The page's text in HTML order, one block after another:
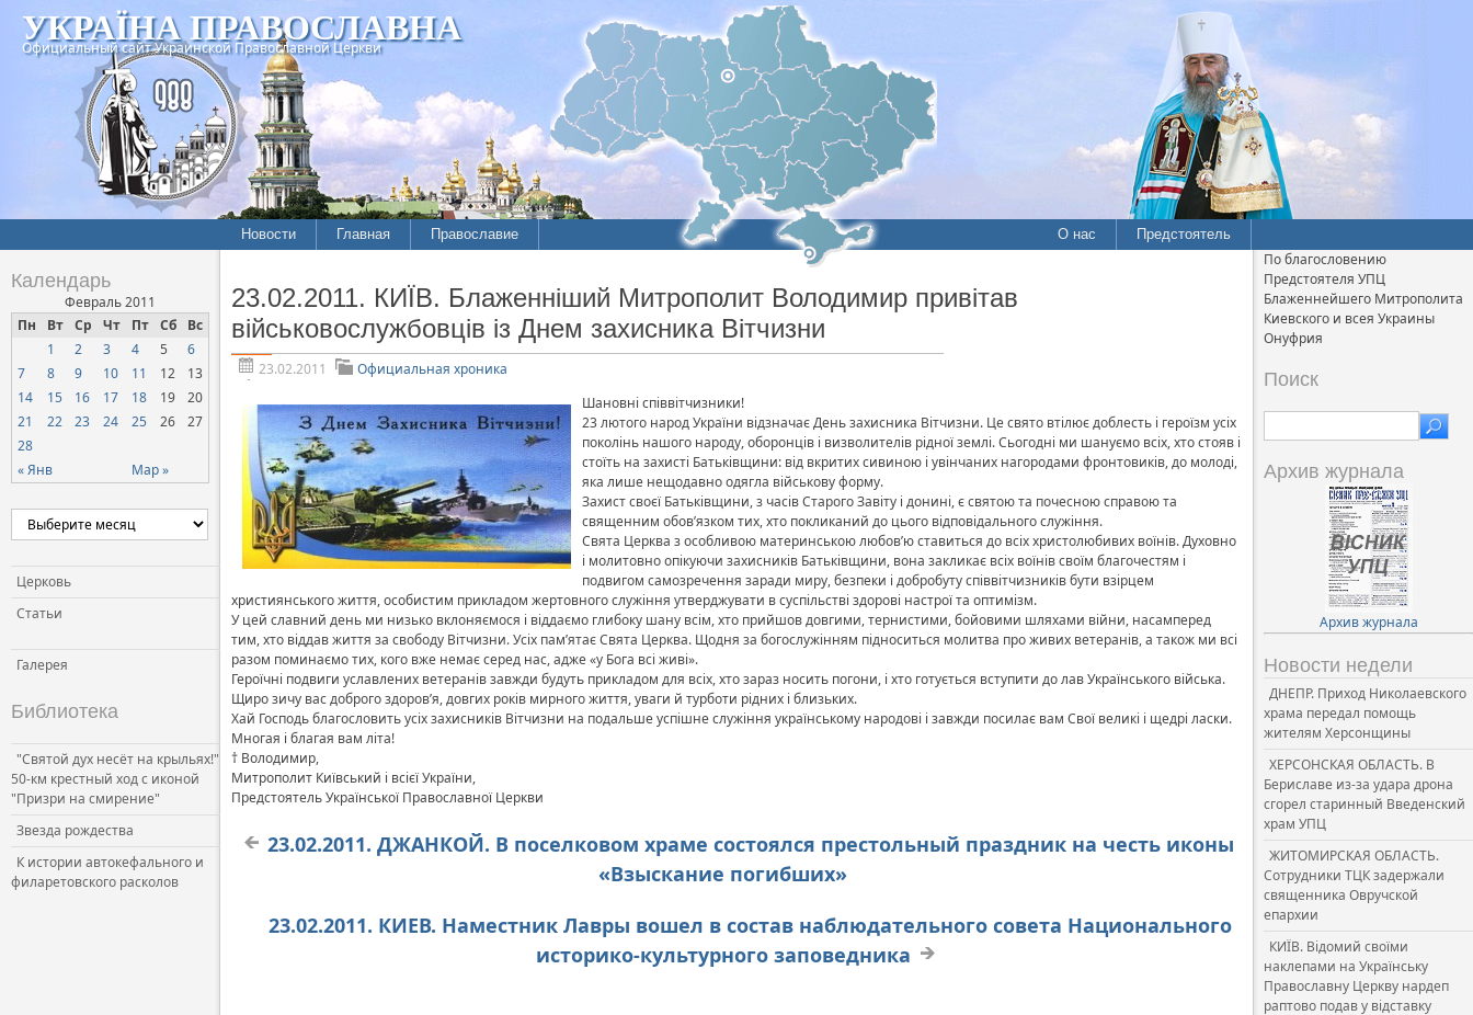
УКРАЇНА ПРАВОСЛАВНА
Официальный сайт Украинской Православной Церкви
Новости
Межконфессиональные
отношения
Нарушения прав
верующих
Официальная хроника
Расколы, ереси, секты
СОЦИАЛЬНОЕ
СЛУЖЕНИЕ
Церковь и власть
Церковь и общество
Главная Православие
История
Митрополиты
О нас Предстоятель
Календарь
Февраль 2011
Пн
Вт Ср Чт Пт Сб Вс
« Янв Мар »
1 2 3 4 5
6
7
8 9 10 11 12
13
14
15 16 17 18 19
20
21
22 23 24 25 26
27
28
Церковь
Статьи
Галерея
Библиотека
"Святой дух несёт на крыльях!"
50-км крестный ход с иконой
"Призри на смирение"
Звезда рождества
К истории автокефального и
филаретовского расколов
23.02.2011. КИЇВ. Блаженніший Митрополит Володимир привітав
військовослужбовців із Днем захисника Вітчизни
23.02.2011
Официальная хроника
Шановні співвітчизники!
23 лютого народ України відзначає День захисника Вітчизни. Це свято втілює доблесть і героїзм усіх
поколінь нашого народу, оборонців і визволителів рідної землі. Сьогодні ми шануємо всіх, хто стояв і
стоїть на захисті Батьківщини: від вкритих сивиною і увінчаних нагородами фронтовиків, до молоді,
яка лише нещодавно одягла військову форму.
Захист своєї Батьківщини, з часів Старого Завіту і донині, є святою та почесною справою та
священним обов’язком тих, хто покликаний до цього відповідального служіння.
Свята Церква з особливою материнською любов’ю ставиться до всіх христолюбивих воїнів. Духовно
і молитовно опікуючи захисників Батьківщини, вона закликає всіх воїнів своїм благочестям і
подвигом самозречення заради миру, безпеки і добробуту співвітчизників бути взірцем
християнського життя, особистим прикладом жертовного служіння утверджувати в суспільстві здорові настрої та оптимізм.
У цей славний день ми низько вклоняємося і віддаємо глибоку шану всім, хто прийшов довгими, тернистими, бойовими шляхами війни, насамперед
тим, хто віддав життя за свободу Вітчизни. Усіх пам’ятає Свята Церква. Щодня за богослужінням підноситься молитва про живих ветеранів, а також ми всі
разом поминаємо тих, кого вже немає серед нас, адже «у Бога всі живі».
Героїчні подвиги уславлених ветеранів завжди будуть прикладом для всіх, хто зараз носить погони, і хто готується вступити до лав Українського війська.
Щиро зичу вас доброго здоров’я, довгих років мирного життя, уваги й турботи рідних і близьких.
Хай Господь благословить усіх захисників Вітчизни на подальше успішне служіння українському народові і завжди посилає вам Свої великі і щедрі ласки.
Многая і благая вам літа!
† Володимир,
Митрополит Київський і всієї України,
Предстоятель Української Православної Церкви
23.02.2011. ДЖАНКОЙ. В поселковом храме состоялся престольный праздник на честь иконы
«Взыскание погибших»
23.02.2011. КИЕВ. Наместник Лавры вошел в состав наблюдательного совета Национального
историко-культурного заповедника
По благословению
Предстоятеля УПЦ
Блаженнейшего Митрополита
Киевского и всея Украины
Онуфрия
Поиск
Архив журнала
Архив журнала
Новости недели
ДНЕПР. Приход Николаевского
храма передал помощь
жителям Херсонщины
ХЕРСОНСКАЯ ОБЛАСТЬ. В
Бериславе из-за удара дрона
сгорел старинный Введенский
храм УПЦ
ЖИТОМИРСКАЯ ОБЛАСТЬ.
Сотрудники ТЦК задержали
священника Овручской
епархии
КИЇВ. Відомий своїми
наклепами на Українську
Православну Церкву нардеп
раптово подав у відставку